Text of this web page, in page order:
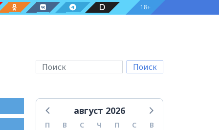
18+
Поиск
август 2026
П В С Ч П С
В